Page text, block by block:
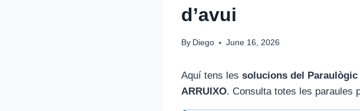
d’avui
By Diego June 16, 2026
Aquí tens les solucions del Paraulògic
ARRUIXO. Consulta totes les paraules